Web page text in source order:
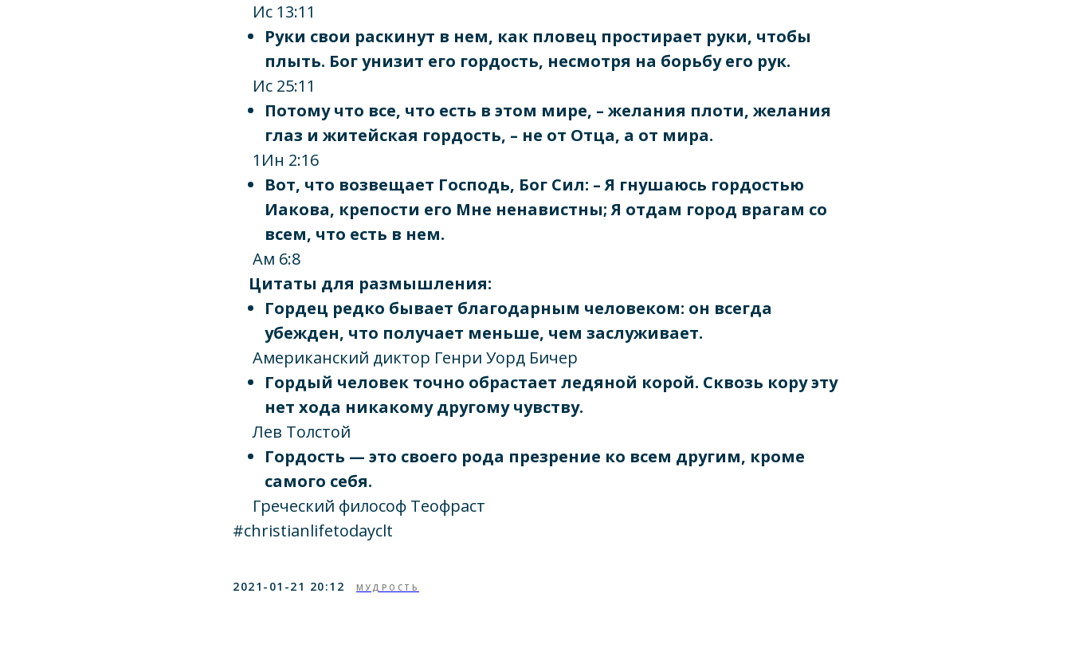
Ис 13:11
Руки свои раскинут в нем, как пловец простирает руки, чтобы
плыть. Бог унизит его гордость, несмотря на борьбу его рук.
Ис 25:11
Потому что все, что есть в этом мире, – желания плоти, желания
глаз и житейская гордость, – не от Отца, а от мира.
1Ин 2:16
Вот, что возвещает Господь, Бог Сил: – Я гнушаюсь гордостью
Иакова, крепости его Мне ненавистны; Я отдам город врагам со
всем, что есть в нем.
Ам 6:8
Цитаты для размышления:
Гордец редко бывает благодарным человеком: он всегда
убежден, что получает меньше, чем заслуживает.
Американский диктор Генри Уорд Бичер
Гордый человек точно обрастает ледяной корой. Сквозь кору эту
нет хода никакому другому чувству.
Лев Толстой
Гордость — это своего рода презрение ко всем другим, кроме
самого себя.
Греческий философ Теофраст
#christianlifetodayclt
2021-01-21 20:12 МУДРОСТЬ